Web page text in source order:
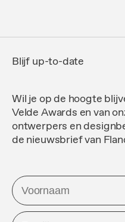
Blijf up-to-date
Wil je op de hoogte
Velde Awards en van
ontwerpers en
de nieuwsbrief van